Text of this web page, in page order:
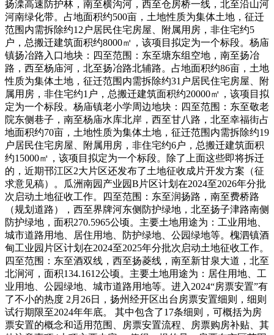
扬溧高速防护林，南至横沟河，西至仓房桥一线，北至沿山河
河南绿化带。占地面积约500亩，土地性质为集体土地，征迁
范围内需拆除约12户居民住宅房屋、附属用房，非住宅约5
户，总搬迁建筑面积约8000㎡，该项目拟定为一个标段。杨庙
镇扬冶路入口地块：四至范围：东至塘东组空地，南至扬冶
路，西至杨庙河，北至扬冶路北辅路。占地面积约86亩，土地
性质为集体土地，征迁范围内需拆除约31户居民住宅房屋、附
属用房，非住宅约1户，总搬迁建筑面积约20000㎡，该项目拟
定为一个标段。杨庙镇老小学周边地块：四至范围：东至敬老
院东侧巷子，南至杨庙水库北岸，西至甘八路，北至幸福街占
地面积约70亩，土地性质为集体土地，征迁范围内需拆除约19
户居民住宅房屋、附属用房，非住宅约6户，总搬迁建筑面积
约15000㎡，该项目拟定为一个标段。除了上面这些即将拆迁
的，近期邗江区2大片区还发布了土地征收成片开发方案（征
求意见稿）。瓜洲南园产业园B片区计划在2024至2026年分批
次启动土地征收工作。四至范围：东至润扬路，南至费桥路
（规划道路），西至界牌河东侧防护绿地，北至扬子津路南侧
防护绿地，面积270.5965公顷。主要土地用途为：工业用地、
城市道路用地、居住用地、防护绿地、公园绿地等。槐泗镇酒
甸工业园片区计划在2024至2025年分批次启动土地征收工作。
四至范围：东至酒双线，西至扬菱线，南至新甘泉大道，北至
北涧河，面积134.1612公顷。主要土地用途为：居住用地、工
业用地、公园绿地、城市道路用地等。进入2024“房票安置”有
了不小的热度 2月26日，扬州经开区出台房票安置细则，细则
试行期限至2024年年底。 其中包含了17条细则，可概括为房
票安置的概念和适用范围、房票安置流程、房票购房补贴、其